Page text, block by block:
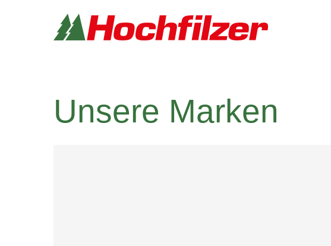
Produkte
Unsere Marken